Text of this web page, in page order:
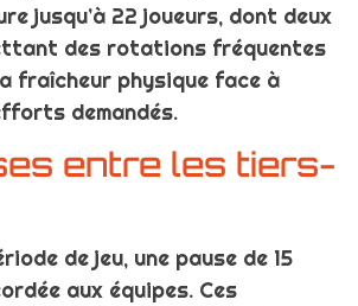
jusqu’à 22 joueurs, dont deux
des rotations fréquentes
fraîcheur physique face à
demandés.
entre les tiers-
de jeu, une pause de 15
aux équipes. Ces